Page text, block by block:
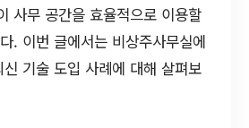
사무 공간을 효율적으로 이용할
. 이번 글에서는 비상주사무실에
기술 도입 사례에 대해 살펴보